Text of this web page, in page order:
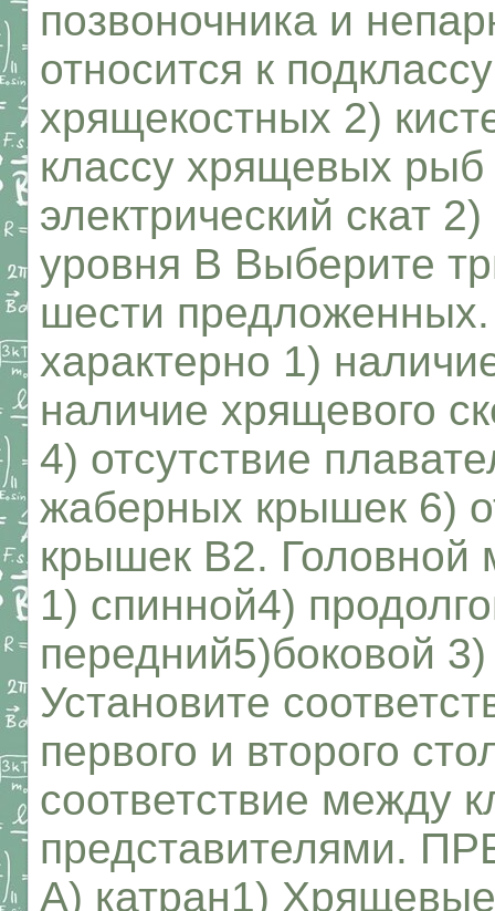
позвоночника и
относится к
хрящекостных 2)
классу хрящевых рыб
электрический скат
уровня В Выберите
шести
характерно 1)
наличие хрящевого
4) отсутствие
жаберных крышек 6)
крышек В2. Головной
1) спинной4)
передний5)боковой
Установите
первого и второго
соответствие между
представителями.
A) катран1)